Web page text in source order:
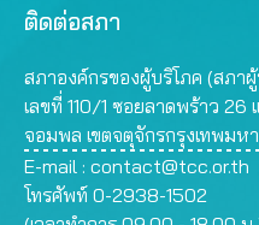
ติดต่อสภา
สภาองค์กรของผู้บริโภค (สภา
เลขที่ 110/1 ซอยลาดพร้าว
จอมพล เขตจตุจักรกรุงเทพมห
E-mail : contact@tcc.or.th
โทรศัพท์ 0-2938-1502